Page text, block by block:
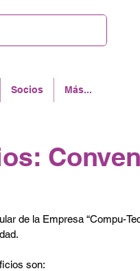
Socios Más...
de la Empresa “Compu-
son: